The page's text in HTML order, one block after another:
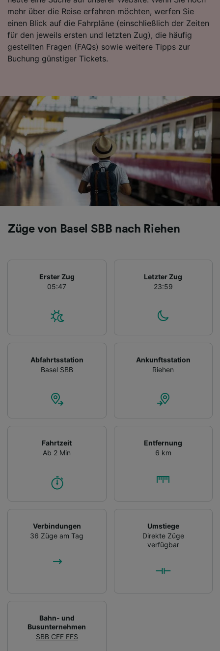
mehr über die Reise erfahren möchten, werfen Sie
einen Blick auf die Fahrpläne (einschließlich der Zeiten
für den jeweils ersten und letzten Zug), die häufig
gestellten Fragen (FAQs) sowie weitere Tipps zur
Buchung günstiger Tickets.
Züge von Basel SBB nach Riehen
Erster Zug
05:47
Letzter Zug
23:59
Abfahrtsstation
Basel SBB
Ankunftsstation
Riehen
Fahrtzeit
Ab 2 Min
Entfernung
6 km
Verbindungen
36 Züge am Tag
Umstiege
Direkte Züge
verfügbar
Bahn- und
Busunternehmen
SBB CFF FFS
Surfverhalten nicht zu verfolgen.
Wir und unsere Partner verarbeiten Daten, um
Folgendes bereitzustellen:
Verwendung genauer Standortdaten.
Endgeräteeigenschaften zur Identifikation
von Werbeleistung und der Performance von
Inhalten, Zielgruppenforschung sowie
Entwicklung und Verbesserung von
Angeboten.
Liste der Partner (Lieferanten)